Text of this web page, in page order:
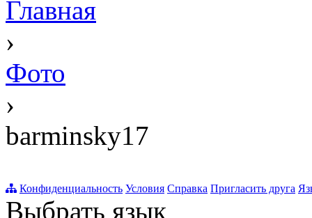
Главная
›
Фото
›
barminsky17
Конфиденциальность Условия Справка Пригласить друга
Выбрать язык